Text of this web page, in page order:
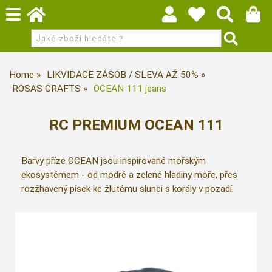
Home
LIKVIDACE ZÁSOB / SLEVA AŽ 50%
ROSAS CRAFTS
OCEAN 111 jeans
RC PREMIUM OCEAN 111
Barvy příze OCEAN jsou inspirované mořským
ekosystémem - od modré a zelené hladiny moře, přes
rozžhavený písek ke žlutému slunci s korály v pozadí.